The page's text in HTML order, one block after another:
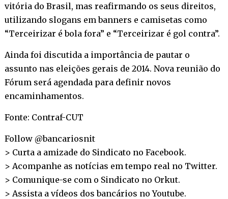
vitória do Brasil, mas reafirmando os seus direitos,
utilizando slogans em banners e camisetas como
“Terceirizar é bola fora” e “Terceirizar é gol contra”.
Ainda foi discutida a importância de pautar o
assunto nas eleições gerais de 2014. Nova reunião do
Fórum será agendada para definir novos
encaminhamentos.
Fonte: Contraf-CUT
Follow @bancariosnit
> Curta a amizade do Sindicato no Facebook.
> Acompanhe as notícias em tempo real no Twitter.
> Comunique-se com o Sindicato no Orkut.
> Assista a vídeos dos bancários noYoutube.